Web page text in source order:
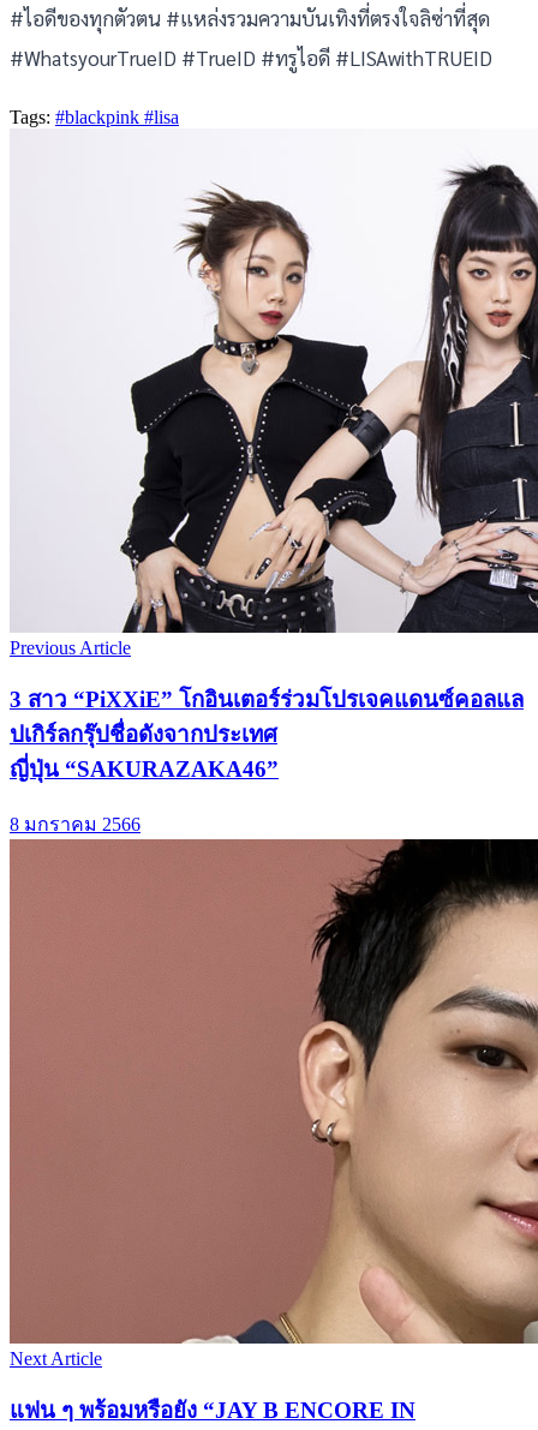
#ไอดีของทุกตัวตน #แหล่งรวมความบันเทิงที่ตรงใจลิซ่าที่สุด
#WhatsyourTrueID #TrueID #ทรูไอดี #LISAwithTRUEID
Tags: #blackpink #lisa
Previous Article
3 สาว “PiXXiE” โกอินเตอร์ร่วมโปรเจคแดนซ์คอลแล
ปเกิร์ลกรุ๊ปชื่อดังจากประเทศ
ญี่ปุ่น “SAKURAZAKA46”
8 มกราคม 2566
Next Article
แฟน ๆ พร้อมหรือยัง “JAY B ENCORE IN